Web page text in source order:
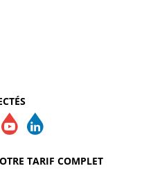
TARIF COMPLET